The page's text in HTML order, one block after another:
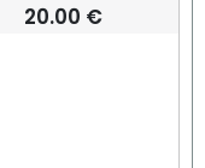
20.00 €